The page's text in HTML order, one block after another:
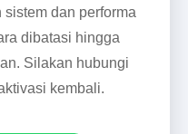
dan performa
dibatasi hingga
Silakan hubungi
kembali.